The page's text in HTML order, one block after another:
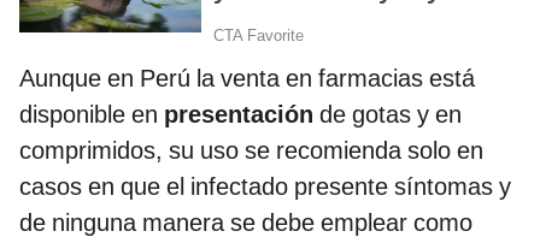
Aunque en Perú la venta en farmacias está
disponible en presentación de gotas y en
comprimidos, su uso se recomienda solo en
casos en que el infectado presente síntomas y
de ninguna manera se debe emplear como